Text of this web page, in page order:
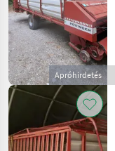
Apróhirdetés